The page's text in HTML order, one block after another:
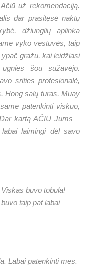
už rekomendaciją.
dar prasitęsė naktų
džiunglių aplinka
vyko vestuvės, taip
gražu, kai leidžiasi
šou sužavėjo.
srities profesionalė,
Hong salų turas, Muay
patenkinti viskuo,
kartą AČIŪ Jums –
laimingi dėl savo
buvo tobula!
taip pat labai
Labai patenkinti mes.